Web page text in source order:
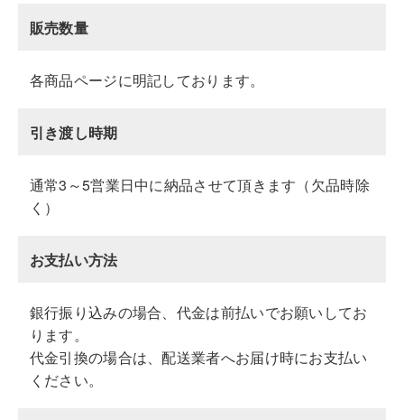
販売数量
各商品ページに明記しております。
引き渡し時期
通常3～5営業日中に納品させて頂きます（欠品時除
く）
お支払い方法
銀行振り込みの場合、代金は前払いでお願いしてお
ります。
代金引換の場合は、配送業者へお届け時にお支払い
ください。